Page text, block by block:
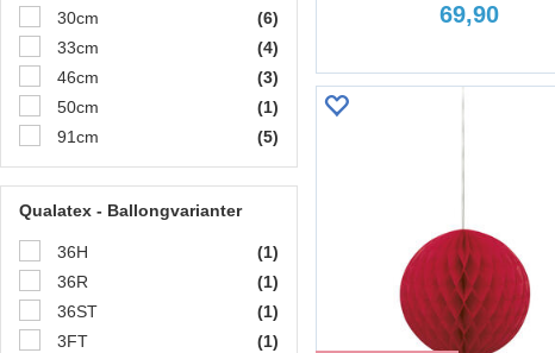
30cm
(6)
33cm
(4)
46cm
(3)
50cm
(1)
91cm
(5)
Qualatex - Ballongvarianter
36H
(1)
36R
(1)
36ST
(1)
3FT
(1)
69,90